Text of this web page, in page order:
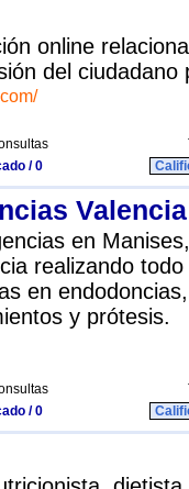
online
del ciudadano
/ 0
Valencia
en
realizando
en
y prótesis.
/ 0